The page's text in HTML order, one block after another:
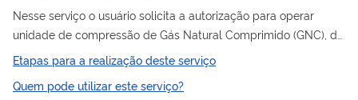
Nesse serviço o usuário solicita a autorização para operar
unidade de compressão de Gás Natural Comprimido (GNC), de
acordo com a Resolução 973 2024 da ANP BR Para utilizar
esse serviço você deve ter um cadastro como usuário externo
do SEI-ANP. Para mais informações acesse o serviço " Solicitar
Etapas para a realização deste serviço
Quem pode utilizar este serviço?